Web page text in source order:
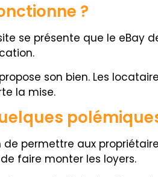
?
se présente que le eBay
son bien. Les
la mise.
permettre aux
faire monter les loyers.